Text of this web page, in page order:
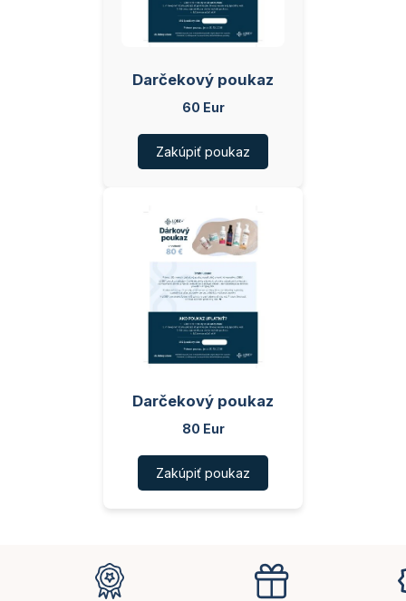
Darčekový poukaz
60 Eur
Zakúpiť poukaz
Darčekový poukaz
80 Eur
Zakúpiť poukaz